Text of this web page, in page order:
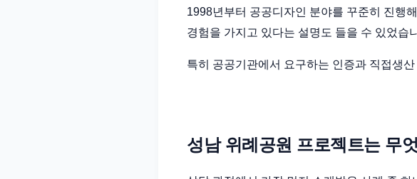
1998년부터 공공디자인 분야를 꾸준히 진행
경험을 가지고 있다는 설명도 들을 수 있었습
특히 공공기관에서 요구하는 인증과 직접생
성남 위례공원 프로젝트는 무